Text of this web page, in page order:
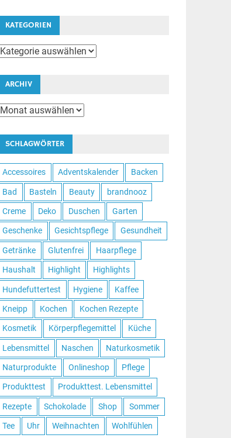
KATEGORIEN
Kategorien
ARCHIV
Archiv
SCHLAGWÖRTER
Accessoires Adventskalender Backen
Bad Basteln Beauty brandnooz
Creme Deko Duschen Garten
Geschenke Gesichtspflege Gesundheit
Getränke Glutenfrei Haarpflege
Haushalt Highlight Highlights
Hundefuttertest Hygiene Kaffee
Kneipp Kochen Kochen Rezepte
Kosmetik Körperpflegemittel Küche
Lebensmittel Naschen Naturkosmetik
Naturprodukte Onlineshop Pflege
Produkttest Produkttest. Lebensmittel
Rezepte Schokolade Shop Sommer
Tee Uhr Weihnachten Wohlfühlen